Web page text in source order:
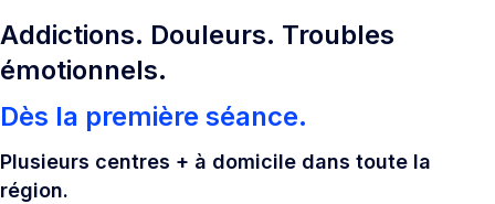
Addictions. Douleurs. Troubles
émotionnels.
Dès la première séance.
Plusieurs centres + à domicile dans toute la
région.